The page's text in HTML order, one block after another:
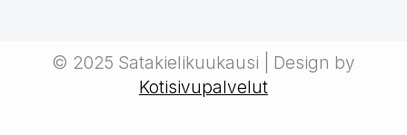
© 2025 Satakielikuukausi | Design by
Kotisivupalvelut